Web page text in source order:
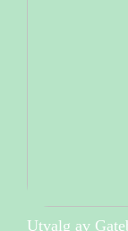
Utvalg av